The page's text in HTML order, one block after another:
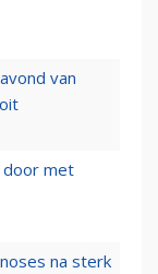
van
door met
na sterk